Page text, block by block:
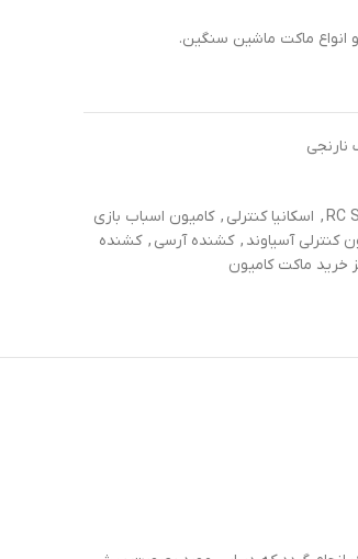
, اسکانیا کنترلی , کامیون اسباب بازی
کنترلی آسیاوند , کشنده آرسی , کشنده
خرید ماکت کامیون